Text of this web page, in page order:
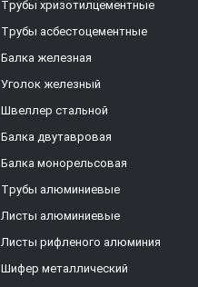
Трубы хризотилцементные
Трубы асбестоцементные
Балка железная
Уголок железный
Швеллер стальной
Балка двутавровая
Балка монорельсовая
Трубы алюминиевые
Листы алюминиевые
Листы рифленого алюминия
Шифер металлический